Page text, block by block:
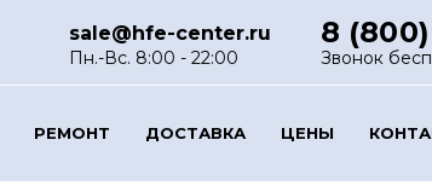
sale@hfe-center.ru
Пн.-Вс. 8:00 - 22:00
8
Звонок
РЕМОНТ ДОСТАВКА ЦЕНЫ